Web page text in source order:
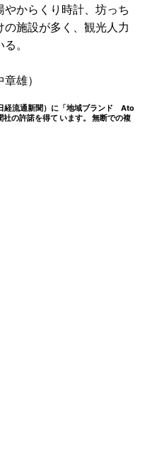
からくり時計、坊っち
施設が多く、観光人力
。
雄）
経流通新聞）に「地域ブランド Ato
の許諾を得て います。 無断での複